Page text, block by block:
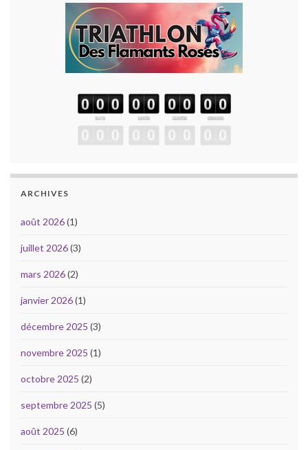
ARCHIVES
août 2026(1)
juillet 2026(3)
mars 2026(2)
janvier 2026(1)
décembre 2025 (3)
novembre 2025 (1)
octobre 2025 (2)
septembre 2025 (5)
août 2025 (6)